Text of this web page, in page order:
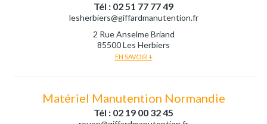
Tél : 02 51 77 77 49
lesherbiers@giffardmanutention.fr
2 Rue Anselme Briand
85500 Les Herbiers
EN SAVOIR +
Matériel Manutention Normandie
Tél : 02 19 00 32 45